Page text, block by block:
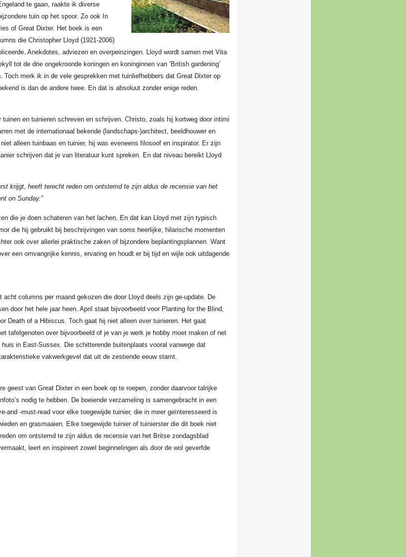
te gaan, raakte ik diverse
tuin op het spoor. Zo ook In
of Great Dixter. Het boek is een
die Christopher Lloyd (1921-2006)
Anekdotes, adviezen en overpeinzingen. Lloyd wordt samen met Vita
tot de drie ongekroonde koningen en koninginnen van ‘British gardening’
Toch merk ik in de vele gesprekken met tuinliefhebbers dat Great Dixter op
is dan de andere twee. En dat is absoluut zonder enige reden.
en tuinieren schreven en schrijven. Christo, zoals hij kortweg door intimi
met de internationaal bekende (landschaps-)architect, beeldhouwer en
alleen tuinbaas en tuinier, hij was eveneens filosoof en inspirator. Er zijn
schrijven dat je van literatuur kunt spreken. En dat niveau bereikt Lloyd
krijgt, heeft terecht reden om ontstemd te zijn aldus de recensie van het
on Sunday.”
die je doen schateren van het lachen. En dat kan Lloyd met zijn typisch
die hij gebruikt bij beschrijvingen van soms heerlijke, hilarische momenten
ook over allerlei praktische zaken of bijzondere beplantingsplannen. Want
een omvangrijke kennis, ervaring en houdt er bij tijd en wijle ook uitdagende
columns per maand gekozen die door Lloyd deels zijn ge-update. De
door het hele jaar heen. April staat bijvoorbeeld voor Planting for the Blind,
Death of a Hibiscus. Toch gaat hij niet alleen over tuinieren. Het gaat
tafelgenoten over bijvoorbeeld of je van je werk je hobby moet maken of net
in East-Sussex. Die schitterende buitenplaats vooral vanwege dat
vakwerkgevel dat uit de zestiende eeuw stamt.
geest van Great Dixter in een boek op te roepen, zonder daarvoor talrijke
nodig te hebben. De boeiende verzameling is samengebracht in een
and -must-read voor elke toegewijde tuinier, die in meer geïnteresseerd is
en grasmaaien. Elke toegewijde tuinier of tuinierster die dit boek niet
om ontstemd te zijn aldus de recensie van het Britse zondagsblad
leert en inspireert zowel beginnelingen als door de wol geverfde